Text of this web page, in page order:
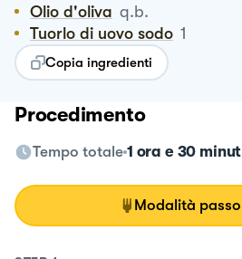
Olio d'oliva q.b.
Tuorlo di uovo sodo 1
Copia ingredienti
Procedimento
Tempo totale 1 ora e 30
Modalità